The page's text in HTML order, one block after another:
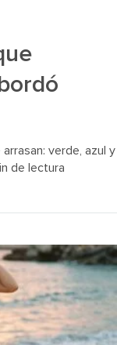
verde, azul y
de lectura